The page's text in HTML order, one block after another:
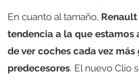
En cuanto al tamaño,
tendencia a la que estamos
de ver coches cada vez más
predecesores. El nuevo Clio